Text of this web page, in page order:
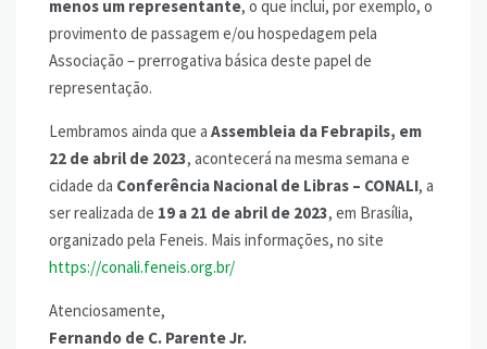
menos um representante, o que inclui, por exemplo, o
provimento de passagem e/ou hospedagem pela
Associação – prerrogativa básica deste papel de
representação.
Lembramos ainda que a Assembleia da Febrapils, em
22 de abril de 2023, acontecerá na mesma semana e
cidade da Conferência Nacional de Libras – CONALI, a
ser realizada de 19 a 21 de abril de 2023, em Brasília,
organizado pela Feneis. Mais informações, no site
https://conali.feneis.org.br/
Atenciosamente,
Fernando de C. Parente Jr.